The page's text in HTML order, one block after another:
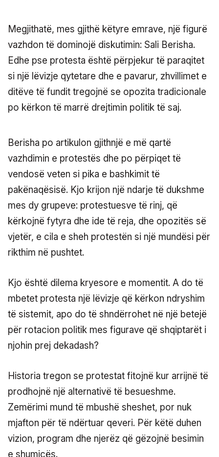
Megjithatë, mes gjithë këtyre emrave, një figurë
vazhdon të dominojë diskutimin: Sali Berisha.
Edhe pse protesta është përpjekur të paraqitet
si një lëvizje qytetare dhe e pavarur, zhvillimet e
ditëve të fundit tregojnë se opozita tradicionale
po kërkon të marrë drejtimin politik të saj.
Berisha po artikulon gjithnjë e më qartë
vazhdimin e protestës dhe po përpiqet të
vendosë veten si pika e bashkimit të
pakënaqësisë. Kjo krijon një ndarje të dukshme
mes dy grupeve: protestuesve të rinj, që
kërkojnë fytyra dhe ide të reja, dhe opozitës së
vjetër, e cila e sheh protestën si një mundësi për
rikthim në pushtet.
Kjo është dilema kryesore e momentit. A do të
mbetet protesta një lëvizje që kërkon ndryshim
të sistemit, apo do të shndërrohet në një betejë
për rotacion politik mes figurave që shqiptarët i
njohin prej dekadash?
Historia tregon se protestat fitojnë kur arrijnë të
prodhojnë një alternativë të besueshme.
Zemërimi mund të mbushë sheshet, por nuk
mjafton për të ndërtuar qeveri. Për këtë duhen
vizion, program dhe njerëz që gëzojnë besimin
e shumicës.